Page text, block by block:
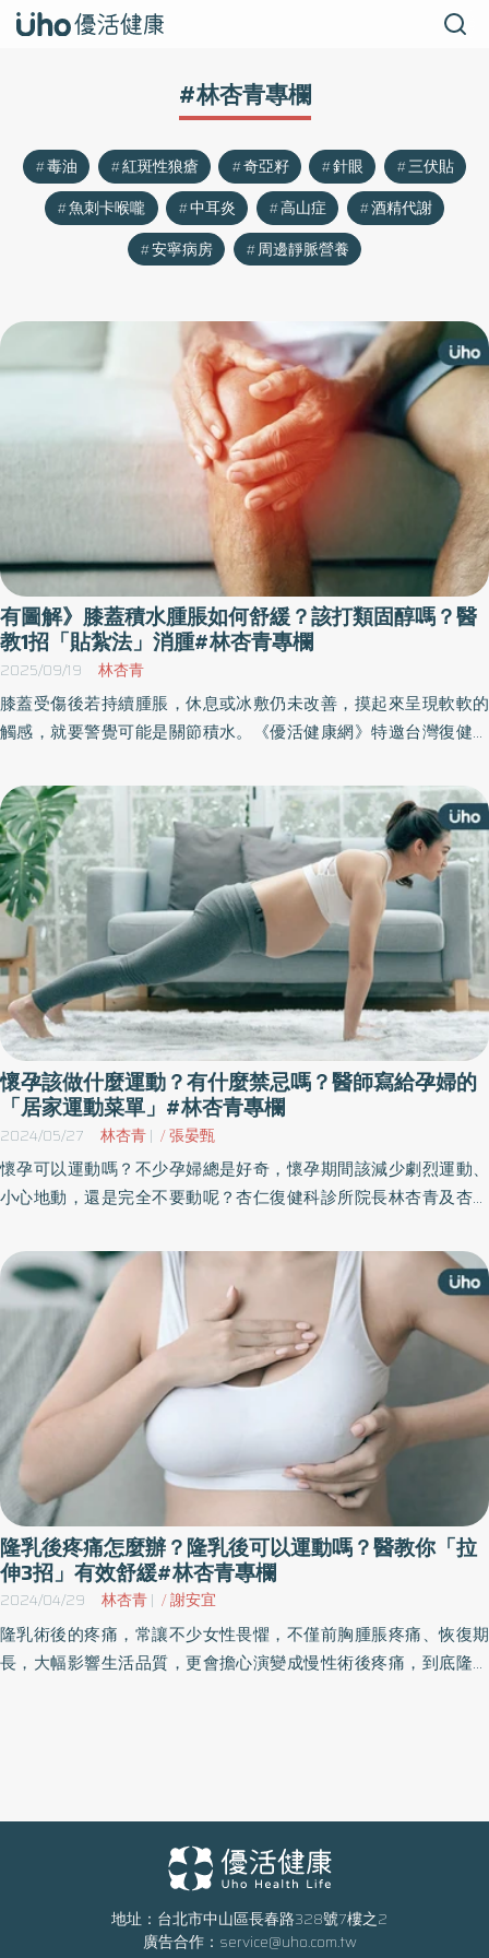
#林杏青專欄
毒油 紅斑性狼瘡 奇亞籽 針眼
三伏貼
魚刺卡喉嚨
中耳炎 高山症
酒精代謝
安寧病房
周邊靜脈營養
有圖解》膝蓋積水腫脹如何舒緩？該打類固醇嗎？醫
教1招「貼紮法」消腫#林杏青專欄
2025/09/19 林杏青
膝蓋受傷後若持續腫脹，休息或冰敷仍未改善，摸起來呈現軟軟的
觸感，就要警覺可能是關節積水。《優活健康網》特邀台灣復健醫
撰文說明，臨床上不少患者抽掉積水後，短短幾天又再度出現積
水，因而擔心是否需要反覆抽水，甚至誤以為只能依賴類固醇藥
物，造成治療上的焦慮，其實是常見謬誤。
懷孕該做什麼運動？有什麼禁忌嗎？醫師寫給孕婦的
「居家運動菜單」#林杏青專欄
2024/05/27 林杏青| 張晏甄
懷孕可以運動嗎？不少孕婦總是好奇，懷孕期間該減少劇烈運動、
小心地動，還是完全不要動呢？杏仁復健科診所院長林杏青及杏仁
「孕婦運動指南」投稿至《優活健康網》。其實，只要注意運動的
強度，並遵守運動原則，運動更能維持孕期健康呢！
隆乳後疼痛怎麼辦？隆乳後可以運動嗎？醫教你「拉
伸3招」有效舒緩#林杏青專欄
2024/04/29 林杏青| 謝安宜
隆乳術後的疼痛，常讓不少女性畏懼，不僅前胸腫脹疼痛、恢復期
長，大幅影響生活品質，更會擔心演變成慢性術後疼痛，到底隆乳
地址：台北市中山區長春路328號7樓之2
廣告合作： service@uho.com.tw